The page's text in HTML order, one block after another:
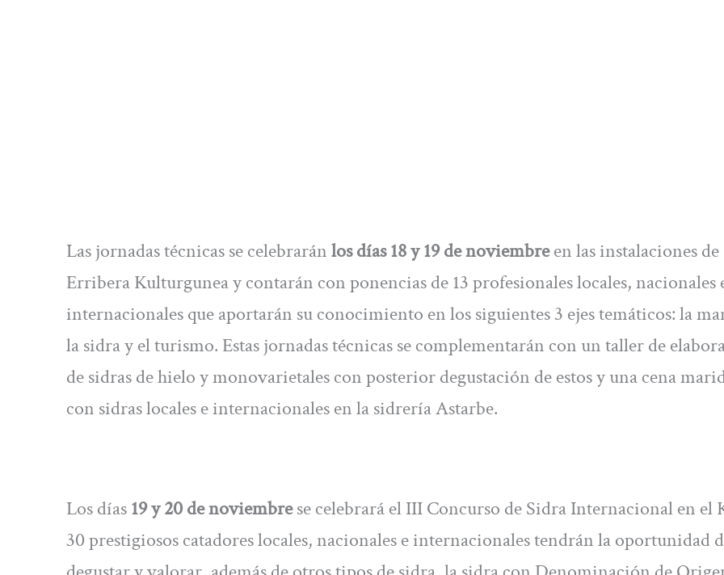
Las jornadas técnicas se celebraránlos días 18 y 19 de noviembreen las instalaciones de
Erribera Kulturgunea y contarán con ponencias de 13 profesionales locales, nacionales
internacionales que aportarán su conocimiento en los siguientes 3 ejes temáticos: la
la sidra y el turismo. Estas jornadas técnicas se complementarán con un taller de
de sidras de hielo y monovarietales con posterior degustación de estos y una cena
con sidras locales e internacionales en la sidrería Astarbe.
Los días19 y 20 de noviembrese celebrará el III Concurso de Sidra Internacional en el
30 prestigiosos catadores locales, nacionales e internacionales tendrán la oportunidad